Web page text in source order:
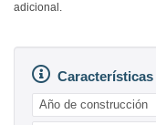
adicional.
Características
Año de construcción